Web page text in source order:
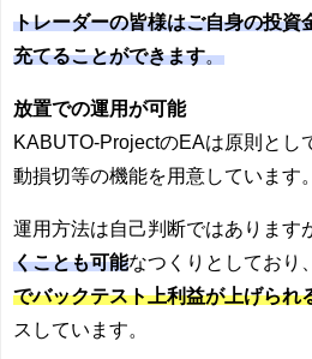
トレーダーの皆様はご自身の投資
充てることができます。
放置での運用が可能
KABUTO-ProjectのEAは原則とし
動損切等の機能を用意しています。
運用方法は自己判断ではあります
くことも可能なつくりとしており、
でバックテスト上利益が上げられ
スしています。